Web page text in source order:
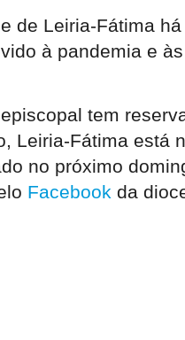
de Leiria-Fátima
à pandemia e
tem
Fátima está
no próximo
Facebook da